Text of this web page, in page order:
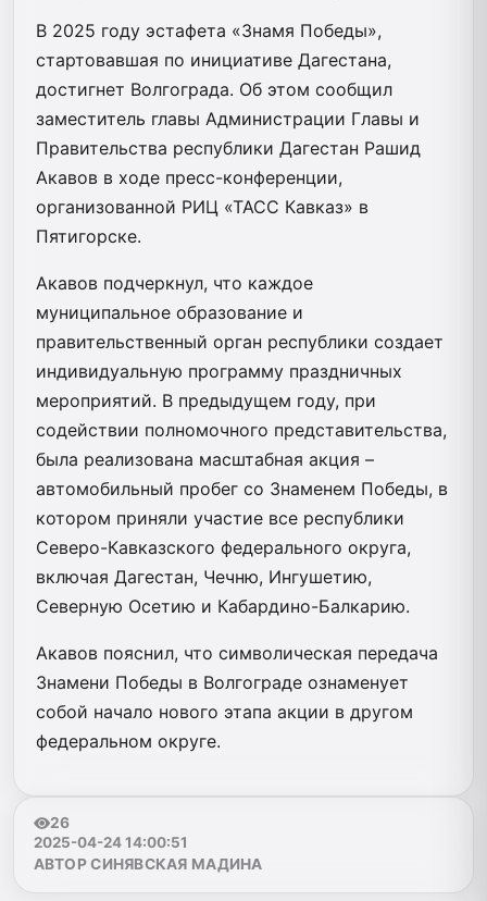
В 2025 году эстафета «Знамя Победы»,
стартовавшая по инициативе Дагестана,
достигнет Волгограда. Об этом сообщил
заместитель главы Администрации Главы и
Правительства республики Дагестан Рашид
Акавов в ходе пресс-конференции,
организованной РИЦ «ТАСС Кавказ» в
Пятигорске.
Акавов подчеркнул, что каждое
муниципальное образование и
правительственный орган республики создает
индивидуальную программу праздничных
мероприятий. В предыдущем году, при
содействии полномочного представительства,
была реализована масштабная акция –
автомобильный пробег со Знаменем Победы, в
котором приняли участие все республики
Северо-Кавказского федерального округа,
включая Дагестан, Чечню, Ингушетию,
Северную Осетию и Кабардино-Балкарию.
Акавов пояснил, что символическая передача
Знамени Победы в Волгограде ознаменует
собой начало нового этапа акции в другом
федеральном округе.
26
2025-04-24 14:00:51
АВТОР СИНЯВСКАЯ МАДИНА